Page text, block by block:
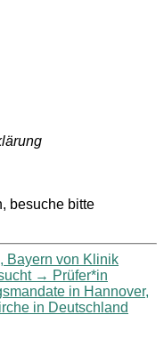
besuche bitte
Bayern von Klinik
→ Prüfer*in
in Hannover,
in Deutschland